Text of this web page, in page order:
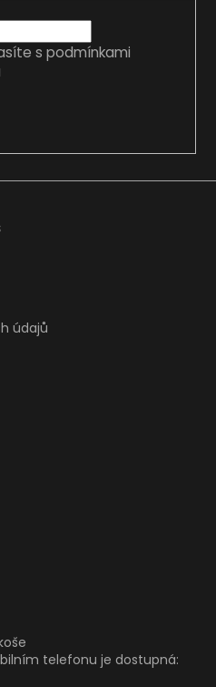
s podmínkami
údajů
telefonu je dostupná: